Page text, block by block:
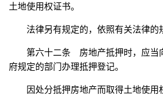
土地使用权证书。
法律另有规定的，依照有关法律的
第六十二条 房地产抵押时，应当
府规定的部门办理抵押登记。
因处分抵押房地产而取得土地使用